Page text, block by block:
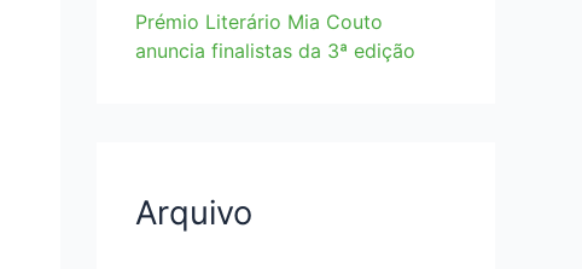
Prémio Literário Mia Couto
anuncia finalistas da 3ª edição
Arquivo